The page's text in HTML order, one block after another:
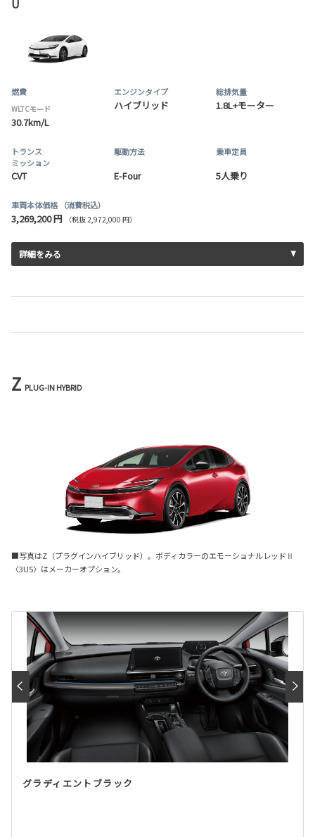
燃費
WLTCモード
30.7km/L
エンジンタイプ
ハイブリッド
総排気量
1.8L+モーター
トランス
ミッション
CVT
駆動方法
E-Four
乗車定員
5人乗り
車両本体価格 （消費税込）
3,269,200 円 （税抜 2,972,000 円）
詳細をみる
Z PLUG-IN HYBRID
■写真はZ（プラグインハイブリッド）。ボディカラーのエモーショナルレッドⅡ
〈3U5〉はメーカーオプション。
グラディエントブラック